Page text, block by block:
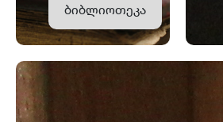
ბიბლიოთეკა